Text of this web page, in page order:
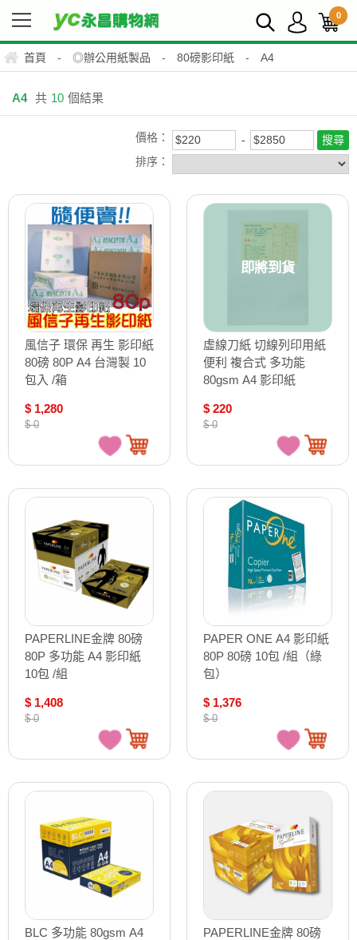
0
首頁 - ◎辦公用紙製品 - 80磅影印紙 - A4
A4 共 10 個結果
價格：
排序：
風信子 環保 再生 影印紙
80磅 80P A4 台灣製 10
包入 /箱
$ 1,280
$ 0
即將到貨
虛線刀紙 切線列印用紙
便利 複合式 多功能
80gsm A4 影印紙
$ 220
$ 0
PAPERLINE金牌 80磅
80P 多功能 A4 影印紙
10包 /組
$ 1,408
$ 0
PAPER ONE A4 影印紙
80P 80磅 10包 /組（綠
包）
$ 1,376
$ 0
BLC 多功能 80gsm A4
PAPERLINE金牌 80磅